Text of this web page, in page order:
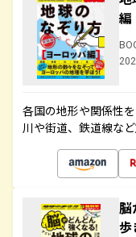
編
各国の地形や関係性
川や街道、鉄道線な
脳
歩